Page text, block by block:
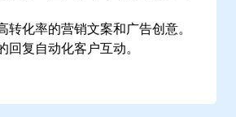
转化率的营销文案和广告创意。
回复自动化客户互动。
到营销与销售自动化工作流程